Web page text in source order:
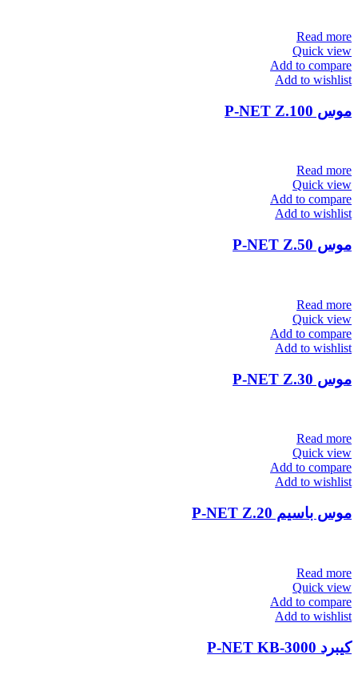
Read more
Quick view
Add to compare
Add to wishlist
موس P-NET Z.100
Read more
Quick view
Add to compare
Add to wishlist
موس P-NET Z.50
Read more
Quick view
Add to compare
Add to wishlist
موس P-NET Z.30
Read more
Quick view
Add to compare
Add to wishlist
موس باسیم P-NET Z.20
Read more
Quick view
Add to compare
Add to wishlist
کیبرد P-NET KB-3000